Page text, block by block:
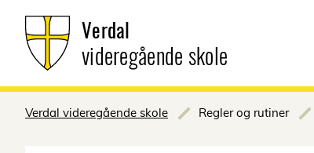
Verdal
videregående skole
Verdal videregående skole Regler og rutiner